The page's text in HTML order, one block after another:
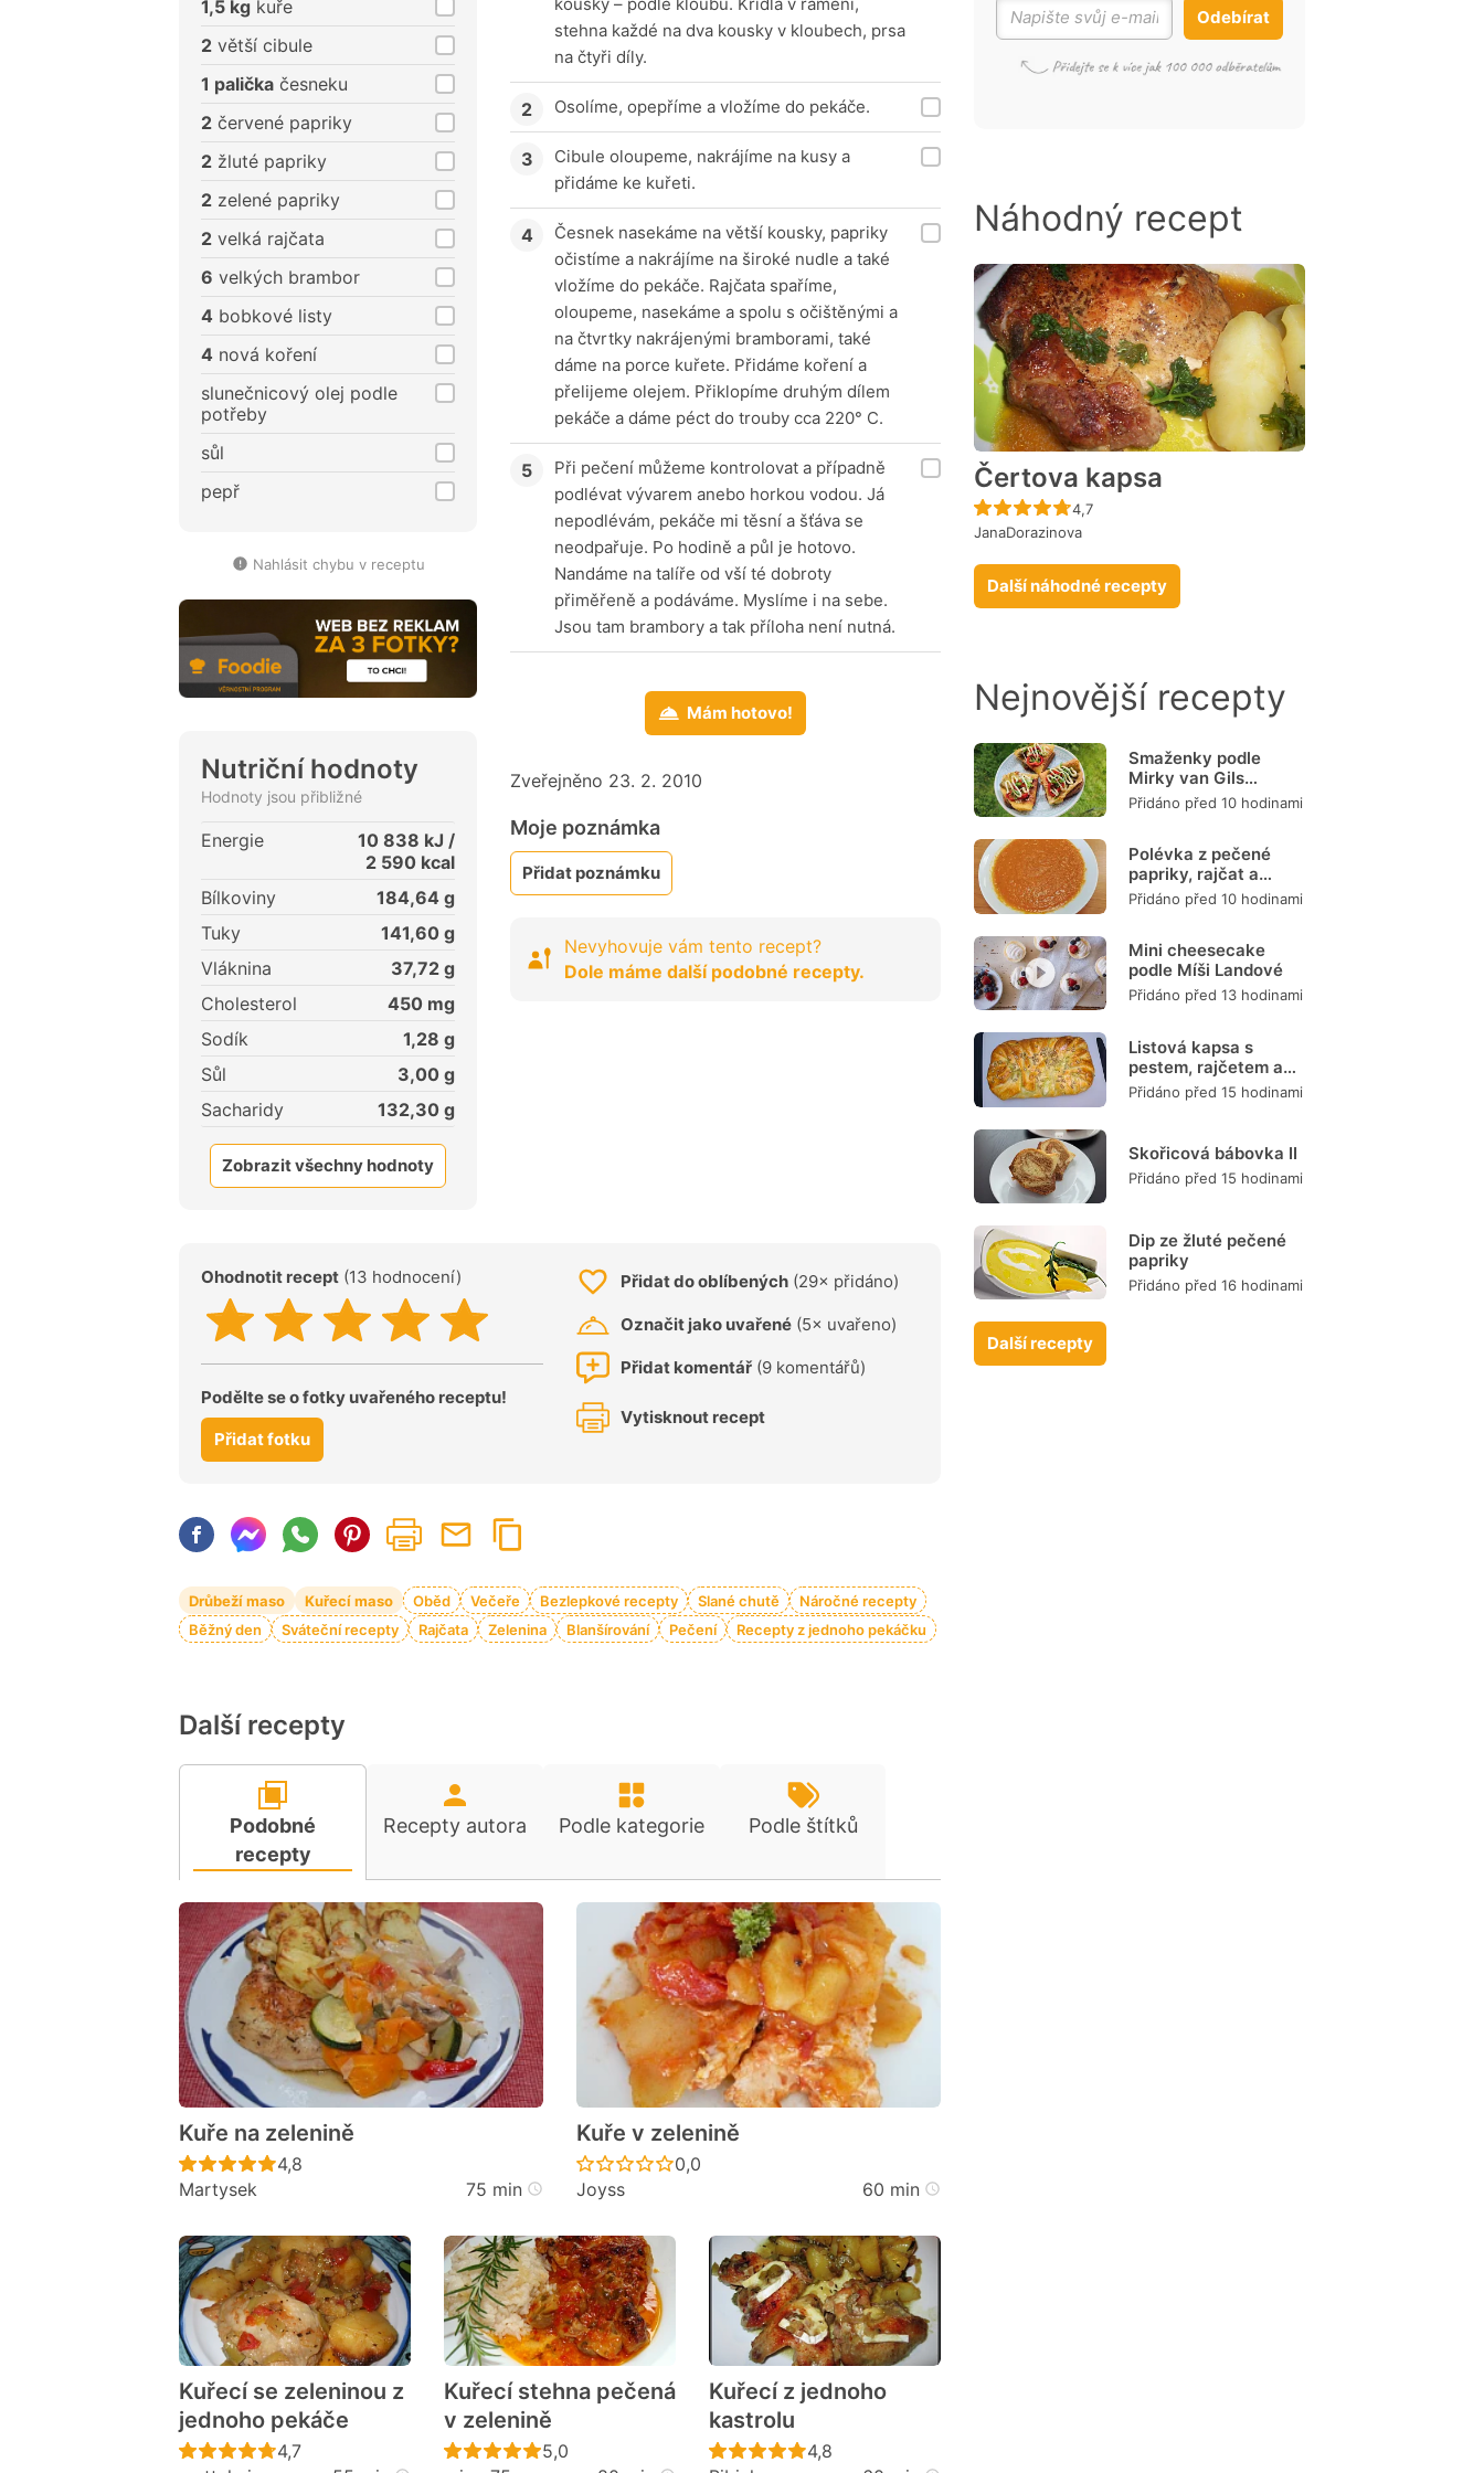
1,5 kg kuře
2 větší cibule
1 palička česneku
2 červené papriky
2 žluté papriky
2 zelené papriky
2 velká rajčata
6 velkých brambor
4 bobkové listy
4 nová koření
slunečnicový olej podle
potřeby
sůl
pepř
Nahlásit chybu v receptu
Nutriční hodnoty
Hodnoty jsou přibližné
Energie 10 838 kJ /
2 590 kcal
Bílkoviny
184,64 g
Tuky
141,60 g
Vláknina
37,72 g
Cholesterol
450 mg
Sodík
1,28 g
Sůl
3,00 g
Sacharidy
132,30 g
Zobrazit všechny hodnoty
stehna každé na dva kousky v kloubech, prsa
na čtyři díly.
Osolíme, opepříme a vložíme do pekáče.
Cibule oloupeme, nakrájíme na kusy a
přidáme ke kuřeti.
Česnek nasekáme na větší kousky, papriky
očistíme a nakrájíme na široké nudle a také
vložíme do pekáče. Rajčata spaříme,
oloupeme, nasekáme a spolu s očištěnými a
na čtvrtky nakrájenými bramborami, také
dáme na porce kuřete. Přidáme koření a
přelijeme olejem. Přiklopíme druhým dílem
pekáče a dáme péct do trouby cca 220° C.
Při pečení můžeme kontrolovat a případně
podlévat vývarem anebo horkou vodou. Já
nepodlévám, pekáče mi těsní a šťáva se
neodpařuje. Po hodině a půl je hotovo.
Nandáme na talíře od vší té dobroty
přiměřeně a podáváme. Myslíme i na sebe.
Jsou tam brambory a tak příloha není nutná.
Mám hotovo!
Zveřejněno 23. 2. 2010
Moje poznámka
Přidat poznámku
Nevyhovuje vám tento recept?
Dole máme další podobné recepty.
Ohodnotit recept (13 hodnocení)
Podělte se o fotky uvařeného receptu!
Přidat fotku
Přidat do oblíbených (29× přidáno)
Označit jako uvařené (5× uvařeno)
Přidat komentář (9 komentářů)
Vytisknout recept
Drůbeží maso Kuřecí maso Oběd Večeře Bezlepkové recepty Slané chutě
Náročné recepty
Běžný den
Sváteční recepty Rajčata Zelenina Blanšírování Pečení Recepty z jednoho pekáčku
Další recepty
Podobné
recepty
Recepty autora Podle kategorie Podle štítků
Kuře na zelenině
Recept ještě nebyl hodnocen
4,8
Martysek
75 min
Kuře v zelenině
Recept ještě nebyl hodnocen
0,0
Joyss
60 min
Kuřecí se zeleninou z
jednoho pekáče
Recept ještě nebyl hodnocen
4,7
Kuřecí stehna pečená
v zelenině
Recept ještě nebyl hodnocen
5,0
Kuřecí z jednoho
kastrolu
Recept ještě nebyl hodnocen
4,8
Odebírat
Náhodný recept
Čertova kapsa
Recept ještě nebyl hodnocen
4,7
JanaDorazinova
Další náhodné recepty
Nejnovější recepty
Smaženky podle
Mirky van Gils
Slavíkové
Přidáno před 10 hodinami
Polévka z pečené
papriky, rajčat a
mrkve
Přidáno před 10 hodinami
Mini cheesecake
podle Míši Landové
Přidáno před 13 hodinami
Listová kapsa s
pestem, rajčetem a
mozzarellou
Přidáno před 15 hodinami
Skořicová bábovka II
Přidáno před 15 hodinami
Dip ze žluté pečené
papriky
Přidáno před 16 hodinami
Další recepty